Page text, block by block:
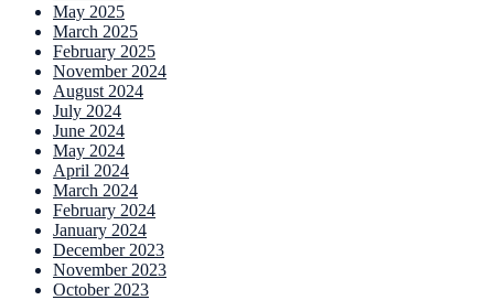
May 2025
March 2025
February 2025
November 2024
August 2024
July 2024
June 2024
May 2024
April 2024
March 2024
February 2024
January 2024
December 2023
November 2023
October 2023